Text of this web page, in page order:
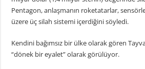
Pentagon, anlaşmanın roketatarlar,
üzere üç silah sistemi içerdiğini söyledi.
Kendini bağımsız bir ülke olarak gören
“dönek bir eyalet” olarak görülüyor.